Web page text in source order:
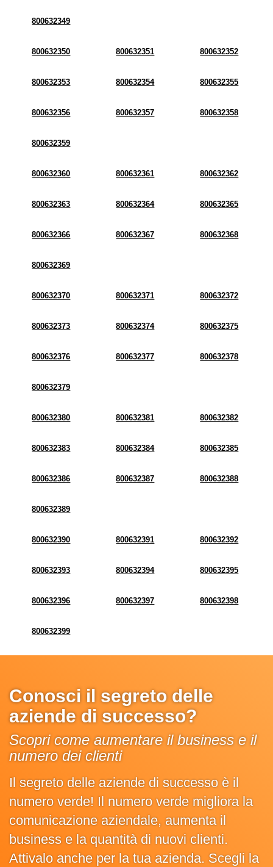
800632349
800632350 800632351 800632352
800632353 800632354 800632355
800632356 800632357 800632358
800632359
800632360 800632361 800632362
800632363 800632364 800632365
800632366 800632367 800632368
800632369
800632370 800632371 800632372
800632373 800632374 800632375
800632376 800632377 800632378
800632379
800632380 800632381 800632382
800632383 800632384 800632385
800632386 800632387 800632388
800632389
800632390 800632391 800632392
800632393 800632394 800632395
800632396 800632397 800632398
800632399
Conosci il segreto delle
aziende di successo?
Scopri come aumentare il business e il
numero dei clienti
Il segreto delle aziende di successo è il
numero verde! Il numero verde migliora la
comunicazione aziendale, aumenta il
business e la quantità di nuovi clienti.
Attivalo anche per la tua azienda. Scegli la